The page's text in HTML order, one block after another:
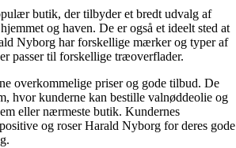
butik, der tilbyder et bredt udvalg af
og haven. De er også et ideelt sted at
Nyborg har forskellige mærker og typer af
passer til forskellige træoverflader.
overkommelige priser og gode tilbud. De
hvor kunderne kan bestille valnøddeolie og
eller nærmeste butik. Kundernes
og roser Harald Nyborg for deres gode